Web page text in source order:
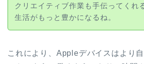
クリエイティブ作業も手伝ってくれ
生活がもっと豊かになるね。
これにより、Appleデバイスはより